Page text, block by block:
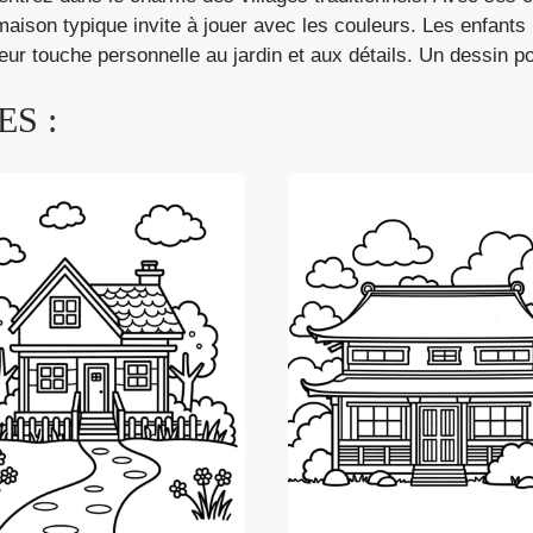
typique invite à jouer avec les couleurs. Les
touche personnelle au jardin et aux détails. Un dessin
: